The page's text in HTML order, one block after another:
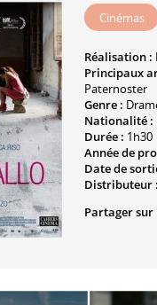
Cinémas
Réalisation :
Principaux
Paternoster
Genre :
Nationalité :
Durée : 1h30
Année de
Date de
Distributeur :
Partager sur